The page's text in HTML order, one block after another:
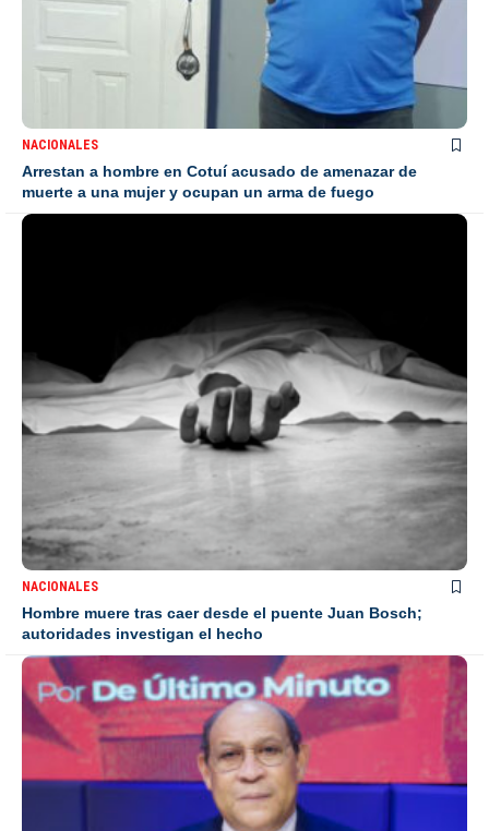
NACIONALES
Arrestan a hombre en Cotuí acusado de amenazar de
muerte a una mujer y ocupan un arma de fuego
NACIONALES
Hombre muere tras caer desde el puente Juan Bosch;
autoridades investigan el hecho